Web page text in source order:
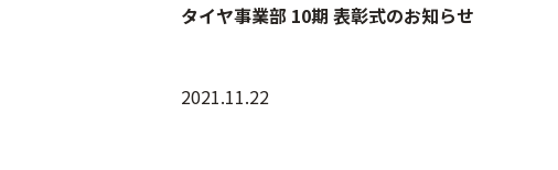
タイヤ事業部 10期 表彰式のお知らせ
2021.11.22